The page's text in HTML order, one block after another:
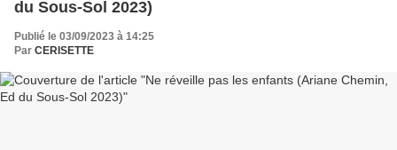
du Sous-Sol 2023)
Publié le 03/09/2023 à 14:25
Par CERISETTE